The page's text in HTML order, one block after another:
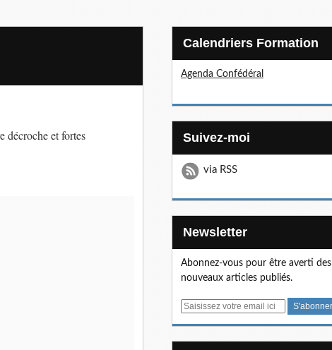
décroche et fortes
Calendriers Formation
Agenda Confédéral
Suivez-moi
via RSS
Newsletter
Abonnez-vous pour être averti des
nouveaux articles publiés.
E